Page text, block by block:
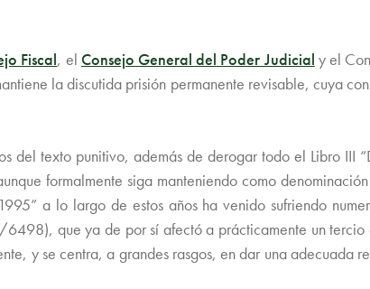
Fiscal, el Consejo General del Poder Judicial y el
la discutida prisión permanente revisable, cuya
del texto punitivo, además de derogar todo el Libro III
formalmente siga manteniendo como
a lo largo de estos años ha venido sufriendo
que ya de por sí afectó a prácticamente un tercio
y se centra, a grandes rasgos, en dar una adecuada